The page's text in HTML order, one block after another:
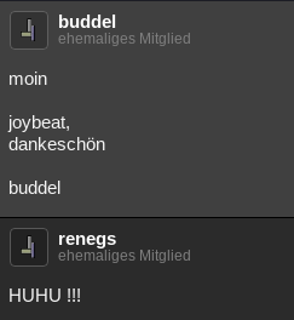
Menschen
Spiritualität
Natur
Philosophie
Astronomie
Musik
buddel
ehemaliges Mitglied
moin
joybeat,
dankeschön
buddel
renegs
ehemaliges Mitglied
HUHU !!!